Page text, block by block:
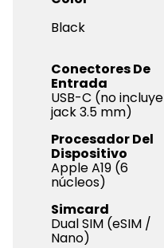
Black
Conectores De
Entrada
USB-C (no incluye
jack 3.5 mm)
Procesador Del
Dispositivo
Apple A19 (6
núcleos)
Simcard
Dual SIM (eSIM /
Nano)